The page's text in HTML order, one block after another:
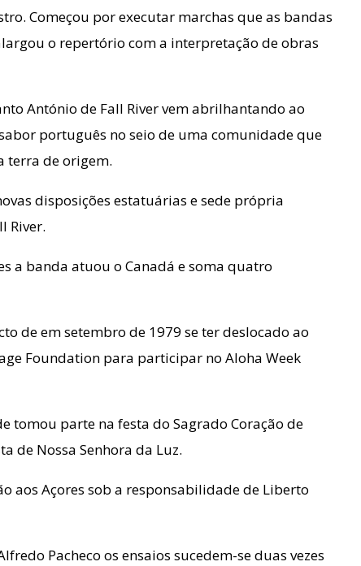
Começou por executar marchas que as bandas
o repertório com a interpretação de obras
António de Fall River vem abrilhantando ao
português no seio de uma comunidade que
terra de origem.
disposições estatuárias e sede própria
River.
a banda atuou o Canadá e soma quatro
de em setembro de 1979 se ter deslocado ao
Foundation para participar no Aloha Week
tomou parte na festa do Sagrado Coração de
de Nossa Senhora da Luz.
aos Açores sob a responsabilidade de Liberto
Pacheco os ensaios sucedem-se duas vezes